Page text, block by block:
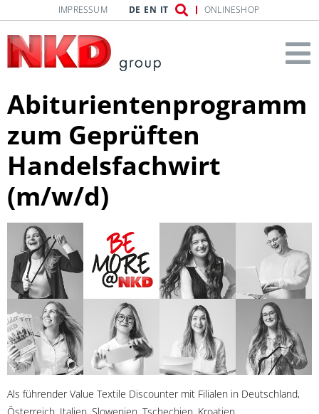
IMPRESSUM DE EN IT ONLINESHOP
Abiturientenprogramm
zum Geprüften
Handelsfachwirt
(m/w/d)
Als führender Value Textile Discounter mit Filialen in Deutschland,